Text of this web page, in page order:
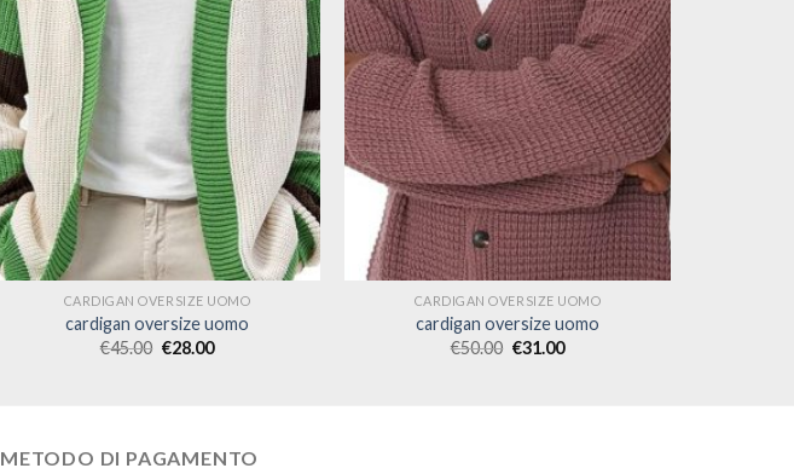
CARDIGAN OVERSIZE UOMO
cardigan oversize uomo
€45.00 €28.00
CARDIGAN OVERSIZE UOMO
cardigan oversize uomo
€50.00 €31.00
METODO DI PAGAMENTO